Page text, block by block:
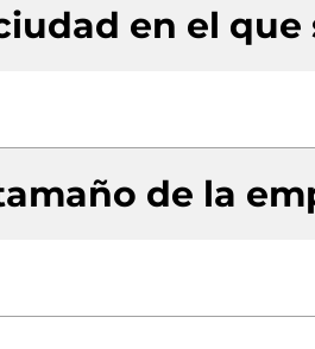
en el que
de la